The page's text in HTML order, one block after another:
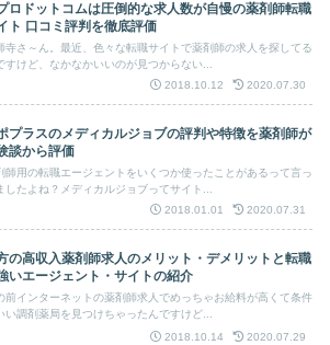
ロドットコムは圧倒的な求人数が自慢の薬剤師転職
ト 口コミ評判を徹底評価
寺さ～ん。最近、色々な転職サイトで薬剤師の求人を探してる
すけど、なかなかいいのが見つからない...
2018.10.12
2020.07.30
プラスのメディカルジョブの評判や特徴を薬剤師が
談から評価
師用の転職エージェントをいくつか使ったことがあるって言っ
したよね？メディカルジョブってサイト...
2018.01.01
2020.07.31
の高収入薬剤師求人のメリット・デメリットと転職
いエージェント・サイトの紹介
前インターネットの薬剤師求人でめっちゃお給料が高くて条件
い調剤薬局を見つけちゃったんですけど...
2018.10.14
2020.07.29